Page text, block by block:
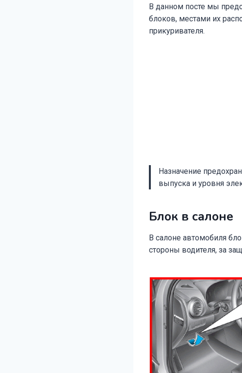
В данном посте мы
блоков, местами их
прикуривателя.
Назначение
выпуска и уровня
Блок в салоне
В салоне автомобиля
стороны водителя, за